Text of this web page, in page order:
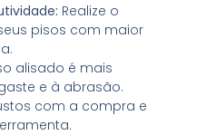
Realize o
pisos com maior
alisado é mais
e à abrasão.
com a compra e